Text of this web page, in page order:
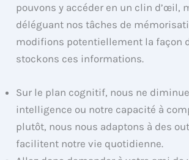
pouvons y accéder en un clin d’œil,
déléguant nos tâches de
modifions potentiellement la façon
stockons ces informations.
Sur le plan cognitif, nous ne
intelligence ou notre capacité à
plutôt, nous nous adaptons à des
facilitent notre vie quotidienne.